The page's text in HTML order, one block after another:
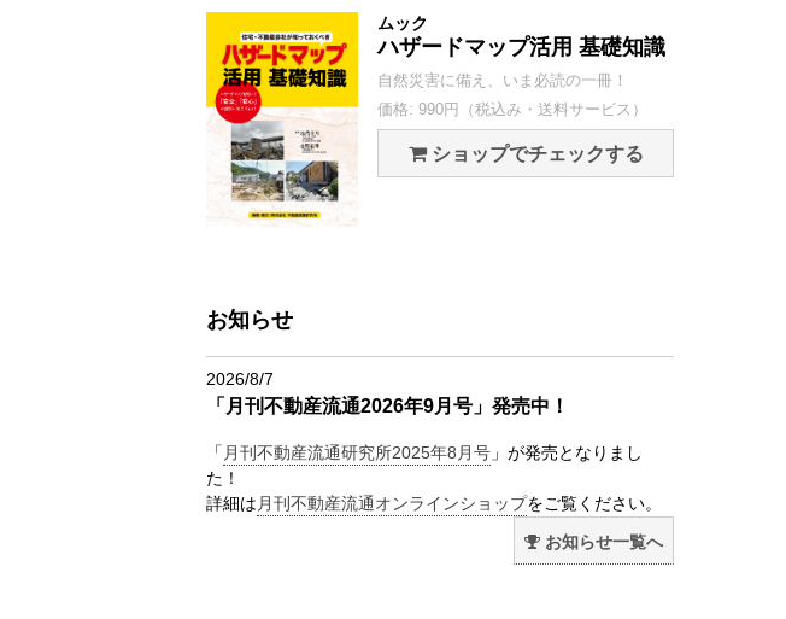
ムック
ハザードマップ活用 基礎知識
自然災害に備え、いま必読の一冊！
価格: 990円（税込み・送料サービス）
ショップでチェックする
お知らせ
2026/8/7
「月刊不動産流通2026年9月号」発売中！
「 月刊不動産流通研究所2025年8月号 」が発売となりまし
た！
詳細は 月刊不動産流通オンラインショップをご覧ください。
お知らせ一覧へ